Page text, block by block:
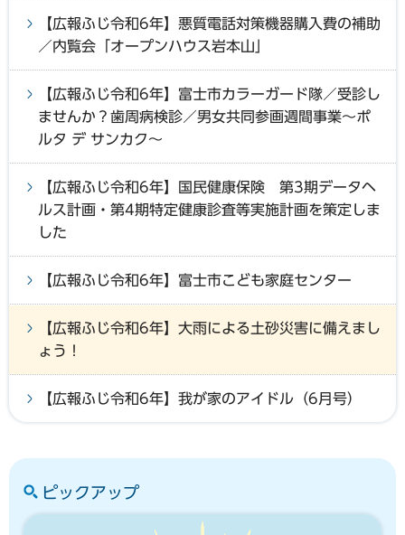
【広報ふじ令和6年】悪質電話対策機器購入費の補助
／内覧会「オープンハウス岩本山」
【広報ふじ令和6年】富士市カラーガード隊／受診し
ませんか？歯周病検診／男女共同参画週間事業～ポ
ルタ デ サンカク～
【広報ふじ令和6年】国民健康保険 第3期データヘ
ルス計画・第4期特定健康診査等実施計画を策定しま
した
【広報ふじ令和6年】富士市こども家庭センター
【広報ふじ令和6年】大雨による土砂災害に備えまし
ょう！
【広報ふじ令和6年】我が家のアイドル（6月号）
ピックアップ